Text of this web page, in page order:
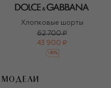
Хлопковые шорты
62 700 ₽
43 900 ₽
-30%
МОДЕЛИ